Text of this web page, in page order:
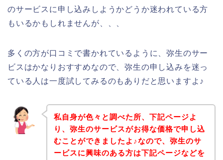
のサービスに申し込みしようかどうか迷われている方
もいるかもしれませんが、、、
多くの方が口コミで書かれているように、弥生のサー
ビスはかなりおすすめなので、弥生の申し込みを迷っ
ている人は一度試してみるのもありだと思いますよ♪
私自身が色々と調べた所、下記ページよ
り、弥生のサービスがお得な価格で申し込
むことができましたよ♪なので、弥生のサ
ービスに興味のある方は下記ページなどを